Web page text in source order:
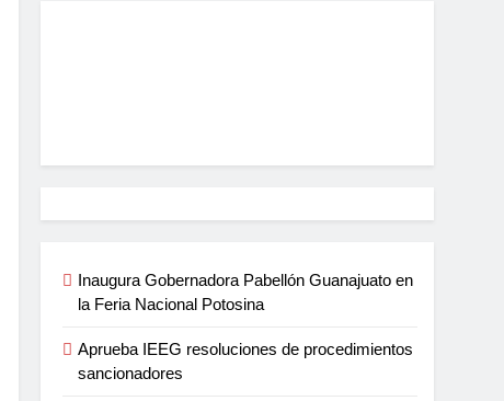
Inaugura Gobernadora Pabellón Guanajuato en
la Feria Nacional Potosina
Aprueba IEEG resoluciones de procedimientos
sancionadores